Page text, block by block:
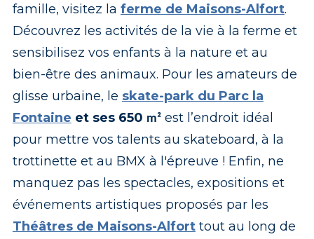
famille, visitez la ferme de Maisons-Alfort.
Découvrez les activités de la vie à la ferme et
sensibilisez vos enfants à la nature et au
bien-être des animaux. Pour les amateurs de
glisse urbaine, le skate-park du Parc la
Fontaine et ses 650 m²est l’endroit idéal
pour mettre vos talents au skateboard, à la
trottinette et au BMX à l'épreuve ! Enfin, ne
manquez pas les spectacles, expositions et
événements artistiques proposés par les
Théâtres de Maisons-Alforttout au long de